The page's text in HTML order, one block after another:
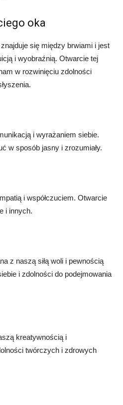
oka
się między brwiami i jest
i wyobraźnią. Otwarcie tej
w rozwinięciu zdolności
i wyrażaniem siebie.
w sposób jasny i zrozumiały.
i współczuciem. Otwarcie
i innych.
z naszą siłą woli i pewnością
i zdolności do podejmowania
kreatywnością i
twórczych i zdrowych